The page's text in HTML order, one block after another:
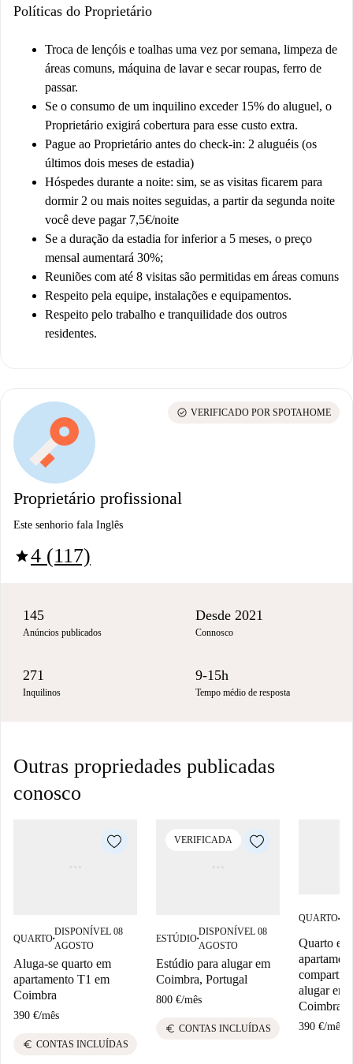
Políticas do Proprietário
Troca de lençóis e toalhas uma vez por semana, limpeza de
áreas comuns, máquina de lavar e secar roupas, ferro de
passar.
Se o consumo de um inquilino exceder 15% do aluguel, o
Proprietário exigirá cobertura para esse custo extra.
Pague ao Proprietário antes do check-in: 2 aluguéis (os
últimos dois meses de estadia)
Hóspedes durante a noite: sim, se as visitas ficarem para
dormir 2 ou mais noites seguidas, a partir da segunda noite
você deve pagar 7,5€/noite
Se a duração da estadia for inferior a 5 meses, o preço
mensal aumentará 30%;
Reuniões com até 8 visitas são permitidas em áreas comuns
Respeito pela equipe, instalações e equipamentos.
Respeito pelo trabalho e tranquilidade dos outros
residentes.
Proprietário profissional
Este senhorio fala Inglês
star4 (117)
check_circle VERIFICADO POR SPOTAHOME
145
Anúncios publicados
Desde 2021
Connosco
271
Inquilinos
9-15h
Tempo médio de resposta
Outras propriedades publicadas
conosco
QUARTO■
DISPONÍVEL 08
AGOSTO
Aluga-se quarto em
apartamento T1 em
Coimbra
390 €/mês
euro CONTAS INCLUÍDAS
VERIFICADA
ESTÚDIO■
DISPONÍVEL 08
AGOSTO
Estúdio para alugar em
Coimbra, Portugal
800 €/mês
euro CONTAS INCLUÍDAS
QUARTO■
Quarto em
alugar em
Coimbra.
390 €/mês